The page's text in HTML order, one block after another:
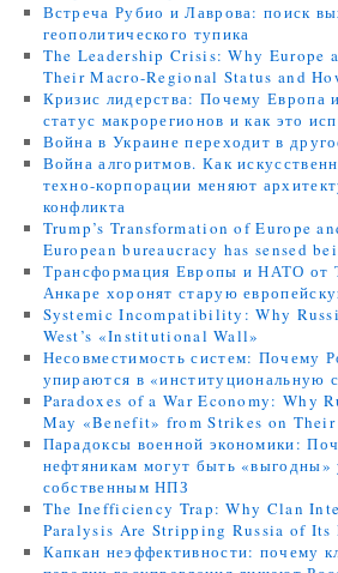
Встреча Рубио и Лаврова: поиск
геополитического тупика
The Leadership Crisis: Why Europe
Their Macro-Regional Status and
Кризис лидерства: Почему Европа
статус макрорегионов и как это
Война в Украине переходит в
Война алгоритмов. Как
техно-корпорации меняют
конфликта
Trump’s Transformation of Europe
European bureaucracy has sensed
Трансформация Европы и НАТО от
Анкаре хоронят старую
Systemic Incompatibility: Why
West’s «Institutional Wall»
Несовместимость систем: Почему
упираются в «институциональную
Paradoxes of a War Economy: Why
May «Benefit» from Strikes on Their
Парадоксы военной экономики:
нефтяникам могут быть «выгодны»
собственным НПЗ
The Inefficiency Trap: Why Clan
Paralysis Are Stripping Russia of Its
Капкан неэффективности: почему